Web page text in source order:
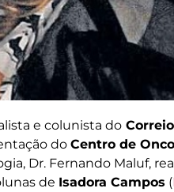
e colunista do
do Centro de
Dr. Fernando Maluf,
de Isadora Campos (